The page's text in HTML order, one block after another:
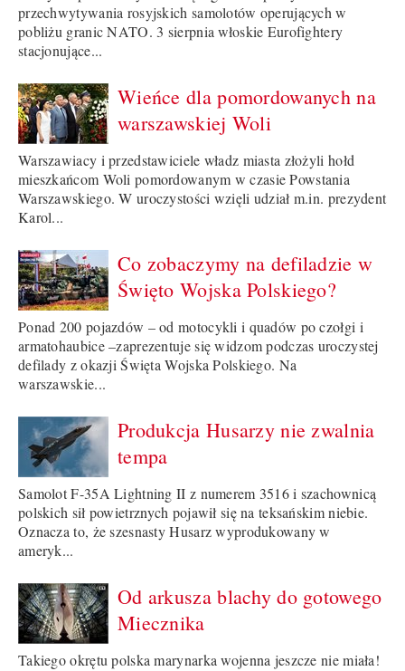
przechwytywania rosyjskich samolotów operujących w
pobliżu granic NATO. 3 sierpnia włoskie Eurofightery
stacjonujące...
Wieńce dla pomordowanych na
warszawskiej Woli
Warszawiacy i przedstawiciele władz miasta złożyli hołd
mieszkańcom Woli pomordowanym w czasie Powstania
Warszawskiego. W uroczystości wzięli udział m.in. prezydent
Karol...
Co zobaczymy na defiladzie w
Święto Wojska Polskiego?
Ponad 200 pojazdów – od motocykli i quadów po czołgi i
armatohaubice –zaprezentuje się widzom podczas uroczystej
defilady z okazji Święta Wojska Polskiego. Na
warszawskie...
Produkcja Husarzy nie zwalnia
tempa
Samolot F-35A Lightning II z numerem 3516 i szachownicą
polskich sił powietrznych pojawił się na teksańskim niebie.
Oznacza to, że szesnasty Husarz wyprodukowany w
ameryk...
Od arkusza blachy do gotowego
Miecznika
Takiego okrętu polska marynarka wojenna jeszcze nie miała!